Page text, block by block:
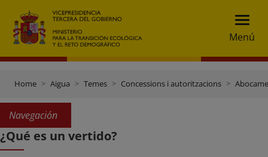
Menú
Home Aigua Temes Concessions i autoritzacions
Navegación
¿Qué es un vertido?